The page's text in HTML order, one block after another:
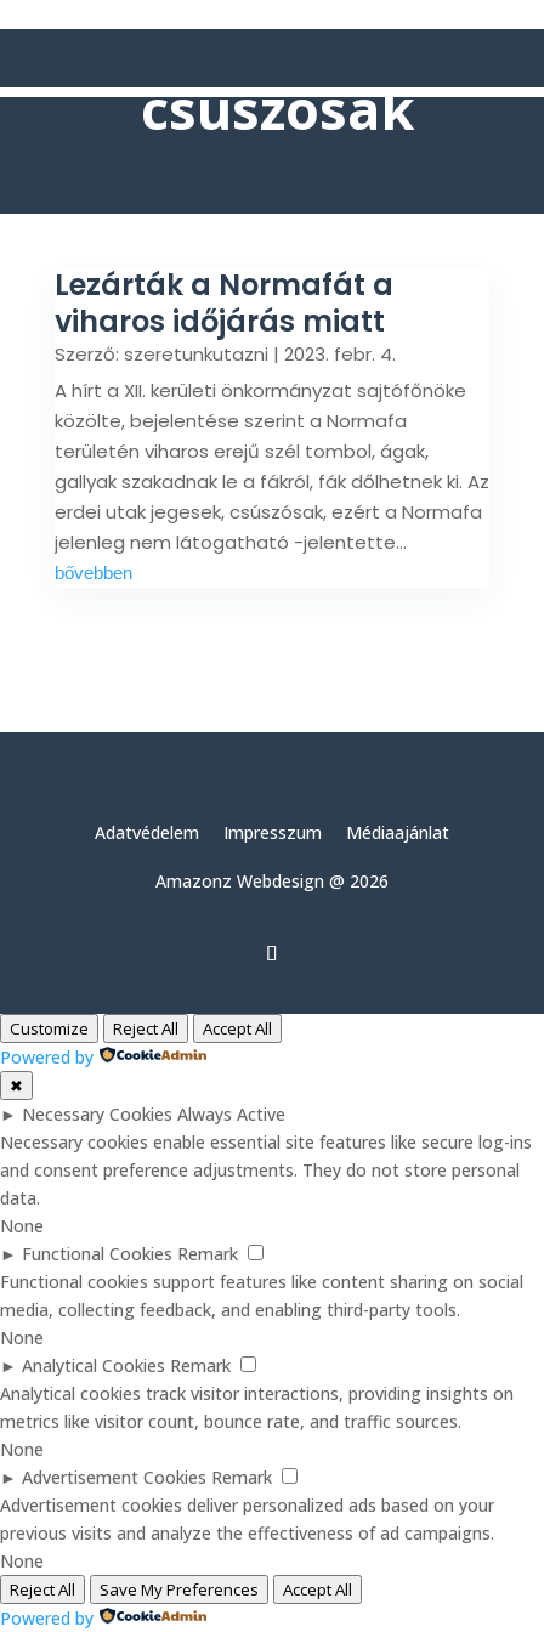
csúszósak
Lezárták a Normafát a
viharos időjárás miatt
Szerző: szeretunkutazni | 2023. febr. 4.
A hírt a XII. kerületi önkormányzat sajtófőnöke
közölte, bejelentése szerint a Normafa
területén viharos erejű szél tombol, ágak,
gallyak szakadnak le a fákról, fák dőlhetnek ki. Az
erdei utak jegesek, csúszósak, ezért a Normafa
jelenleg nem látogatható -jelentette...
bővebben
Adatvédelem Impresszum Médiaajánlat
Amazonz Webdesign @ 2026
Customize Reject All Accept All
Powered by
✖
► Necessary Cookies Always Active
Necessary cookies enable essential site features like secure log-ins
and consent preference adjustments. They do not store personal
data.
None
► Functional Cookies Remark
Functional cookies support features like content sharing on social
media, collecting feedback, and enabling third-party tools.
None
► Analytical Cookies Remark
Analytical cookies track visitor interactions, providing insights on
metrics like visitor count, bounce rate, and traffic sources.
None
► Advertisement Cookies Remark
Advertisement cookies deliver personalized ads based on your
previous visits and analyze the effectiveness of ad campaigns.
None
Reject All Save My Preferences Accept All
Powered by